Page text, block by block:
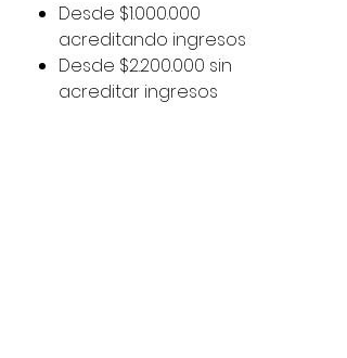
Desde $1.000.000
acreditando ingresos
Desde $2.200.000 sin
acreditar ingresos